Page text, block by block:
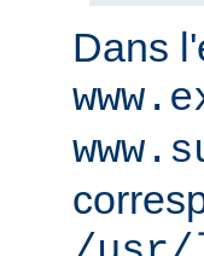
Dans